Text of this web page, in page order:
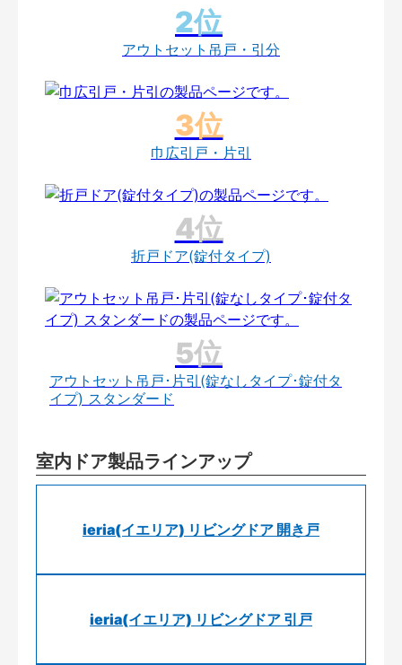
アウトセット吊戸・引分
巾広引戸・片引
折戸ドア(錠付タイプ)
アウトセット吊戸･片引(錠なしタイプ･錠付タ
イプ) スタンダード
室内ドア製品ラインアップ
ieria(イエリア) リビングドア 開き戸
ieria(イエリア) リビングドア 引戸